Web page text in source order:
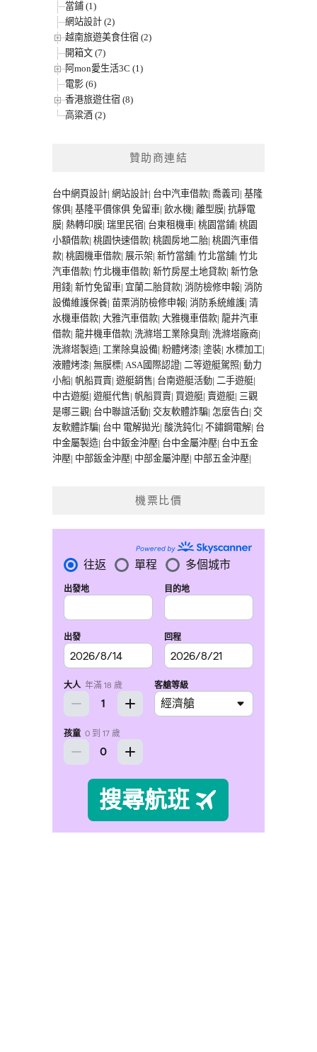
當鋪 (1)
網站設計 (2)
越南旅遊美食住宿 (2)
開箱文 (7)
阿mon愛生活3C (1)
電影 (6)
香港旅遊住宿 (8)
高粱酒 (2)
贊助商連結
台中網頁設計| 網站設計| 台中汽車借款| 喬義司 | 基隆
傢俱| 基隆平價傢俱 免留車| 飲水機| 離型膜| 抗靜電
膜| 熱轉印膜| 瑞里民宿| 台東租機車| 桃園當鋪| 桃園
小額借款| 桃園快速借款| 桃園房地二胎| 桃園汽車借
款| 桃園機車借款| 展示架| 新竹當舖| 竹北當舖| 竹北
汽車借款| 竹北機車借款| 新竹房屋土地貸款| 新竹急
用錢| 新竹免留車| 宜蘭二胎貸款| 消防檢修申報| 消防
設備維護保養| 苗栗消防檢修申報| 消防系統維護| 清
水機車借款| 大雅汽車借款| 大雅機車借款| 龍井汽車
借款| 龍井機車借款| 洗滌塔工業除臭劑 | 洗滌塔廠商|
洗滌塔製造| 工業除臭設備| 粉體烤漆| 塗裝| 水標加工|
液體烤漆| 無膜標| ASA國際認證| 二等遊艇駕照| 動力
小船| 帆船買賣| 遊艇銷售| 台南遊艇活動| 二手遊艇|
中古遊艇| 遊艇代售| 帆船買賣| 買遊艇| 賣遊艇| 三觀
是哪三觀| 台中聯誼活動| 交友軟體詐騙| 怎麼告白| 交
友軟體詐騙| 台中 電解拋光| 酸洗鈍化| 不鏽鋼電解| 台
中金屬製造| 台中鈑金沖壓| 台中金屬沖壓| 台中五金
沖壓| 中部鈑金沖壓| 中部金屬沖壓| 中部五金沖壓|
機票比價